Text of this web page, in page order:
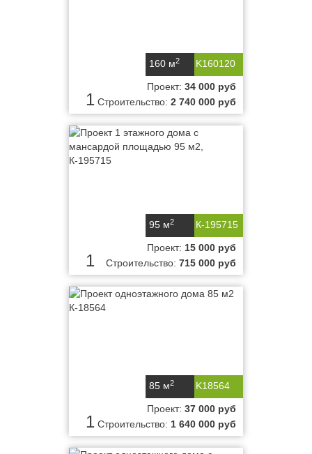
K160120
160 м2
1
Проект: 34 000 руб
Строительство: 2 740 000 руб
К-195715
95 м2
1
Проект: 15 000 руб
Строительство: 715 000 руб
K18564
85 м2
1
Проект: 37 000 руб
Строительство: 1 640 000 руб